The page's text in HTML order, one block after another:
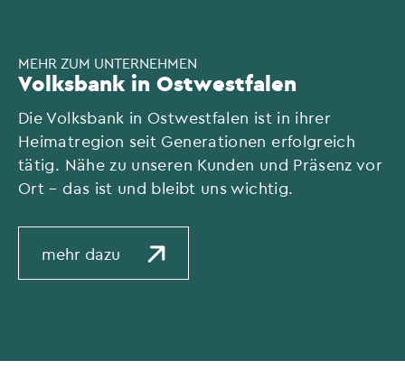
MEHR ZUM UNTERNEHMEN
Volksbank in Ostwestfalen
Die Volksbank in Ostwestfalen ist in ihrer
Heimatregion seit Generationen erfolgreich
tätig. Nähe zu unseren Kunden und Präsenz vor
Ort – das ist und bleibt uns wichtig.
mehr dazu